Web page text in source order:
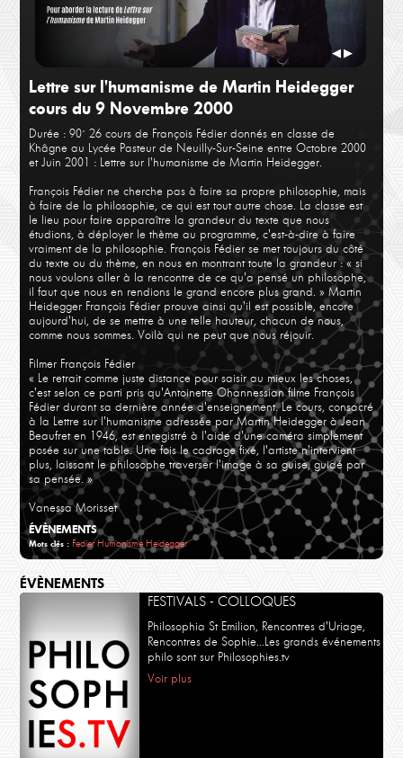
François Fédier
François Fédier
Cours 2
◀▶
Lettre sur l'humanisme de Martin Heidegger
cours du 9 Novembre 2000
Durée : 90´ 26 cours de François Fédier donnés en classe de
Khâgne au Lycée Pasteur de Neuilly-Sur-Seine entre Octobre 2000
et Juin 2001 : Lettre sur l'humanisme de Martin Heidegger.
François Fédier ne cherche pas à faire sa propre philosophie, mais
à faire de la philosophie, ce qui est tout autre chose. La classe est
le lieu pour faire apparaître la grandeur du texte que nous
étudions, à déployer le thème au programme, c'est-à-dire à faire
vraiment de la philosophie. François Fédier se met toujours du côté
du texte ou du thème, en nous en montrant toute la grandeur : « si
nous voulons aller à la rencontre de ce qu'a pensé un philosophe,
il faut que nous en rendions le grand encore plus grand. » Martin
Heidegger François Fédier prouve ainsi qu'il est possible, encore
aujourd'hui, de se mettre à une telle hauteur, chacun de nous,
comme nous sommes. Voilà qui ne peut que nous réjouir.
Filmer François Fédier
« Le retrait comme juste distance pour saisir au mieux les choses,
c'est selon ce parti pris qu'Antoinette Ohannessian filme François
Fédier durant sa dernière année d'enseignement. Le cours, consacré
à la Lettre sur l'humanisme adressée par Martin Heidegger à Jean
Beaufret en 1946, est enregistré à l'aide d'une caméra simplement
posée sur une table. Une fois le cadrage fixé, l'artiste n'intervient
plus, laissant le philosophe traverser l'image à sa guise, guidé par
sa pensée. »
Vanessa Morisset
ÉVÈNEMENTS
Mots clés : Fedier Humanisme Heidegger
ÉVÈNEMENTS
FESTIVALS - COLLOQUES
Philosophia St Emilion, Rencontres d'Uriage,
Rencontres de Sophie...Les grands événements
philo sont sur Philosophies.tv
Voir plus